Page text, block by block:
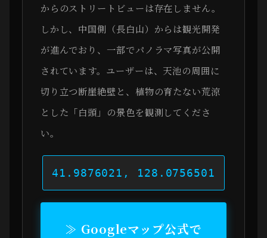
からのストリートビューは存在しません。
しかし、中国側（長白山）からは観光開発
が進んでおり、一部でパノラマ写真が公開
されています。ユーザーは、天池の周囲に
切り立つ断崖絶壁と、植物の育たない荒涼
とした「白頭」の景色を観測してくださ
い。
41.9876021, 128.0756501
≫ Googleマップ公式で